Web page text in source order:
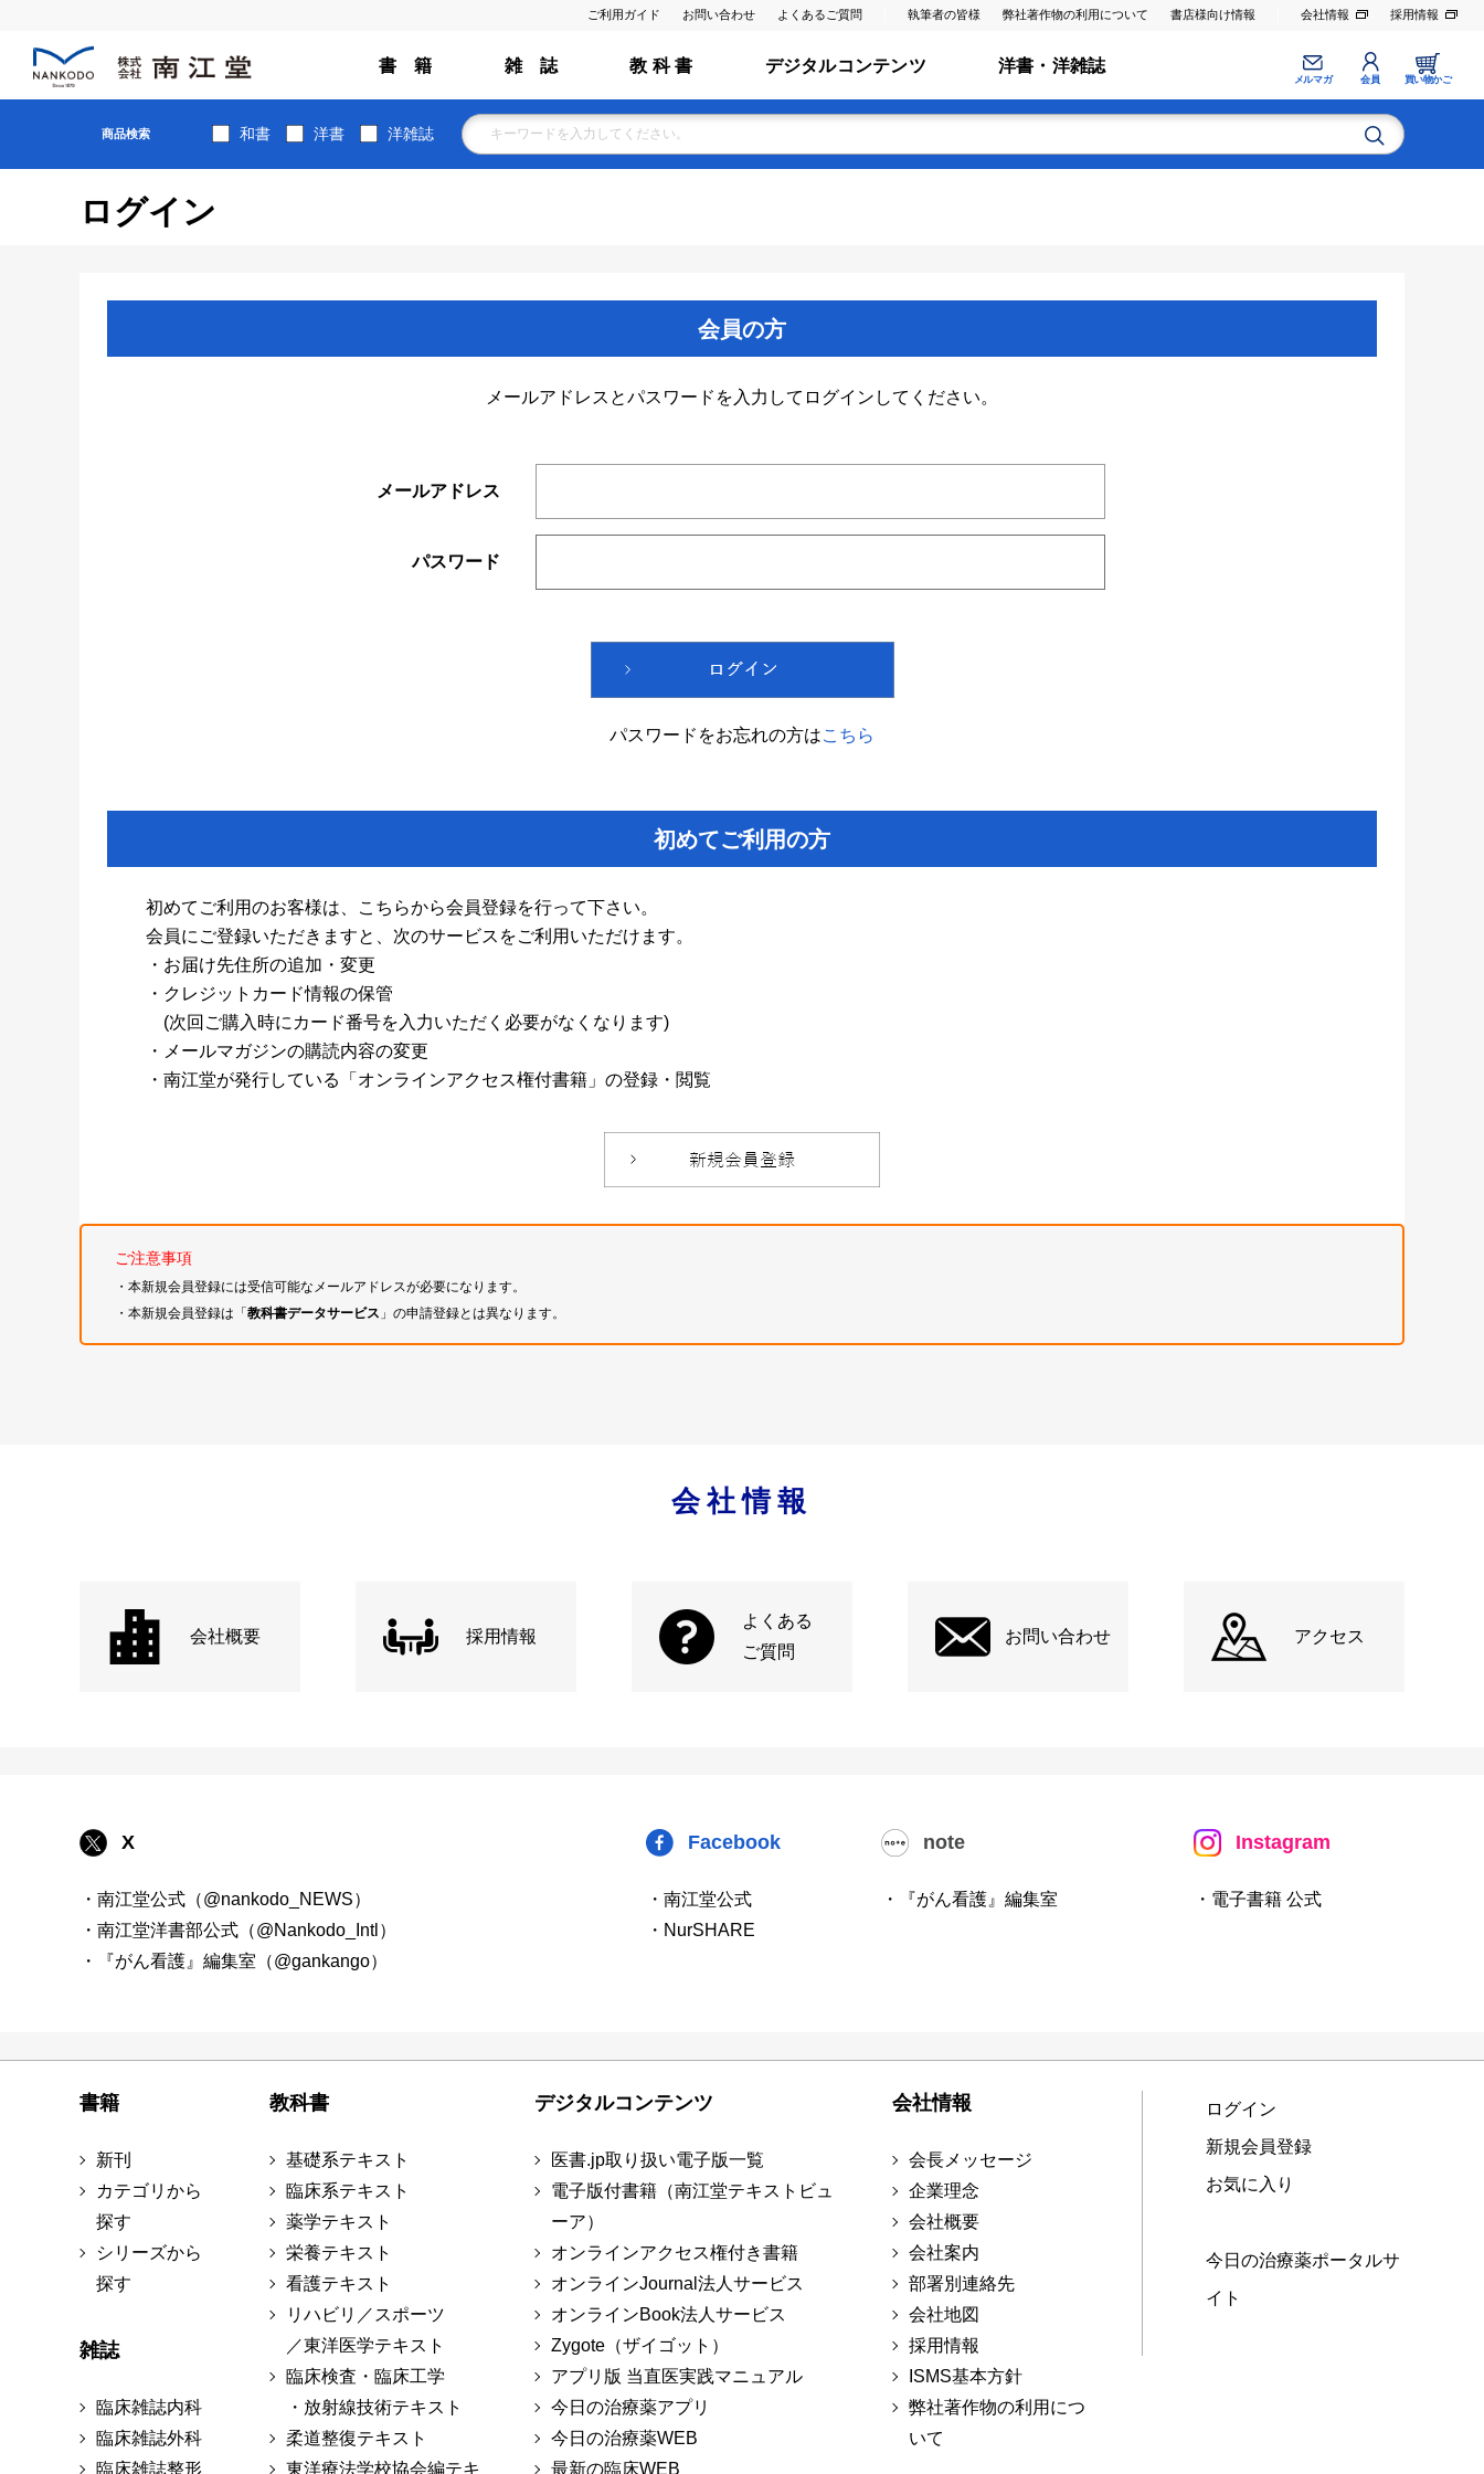
ご利用ガイド お問い合わせ よくあるご質問 執筆者の皆様 弊社著作物の利用について 書店様向け情報 会社情報 採用情報
書 籍 雑 誌 教 科 書 デジタルコンテンツ 洋書・洋雑誌
メルマガ 会員 買い物かご
商品検索 和書 洋書 洋雑誌
ログイン
会員の方
メールアドレスとパスワードを入力してログインしてください。
メールアドレス
パスワード
パスワードをお忘れの方はこちら
初めてご利用の方
初めてご利用のお客様は、こちらから会員登録を行って下さい。
会員にご登録いただきますと、次のサービスをご利用いただけます。
・お届け先住所の追加・変更
・クレジットカード情報の保管
(次回ご購入時にカード番号を入力いただく必要がなくなります)
・メールマガジンの購読内容の変更
・南江堂が発行している「オンラインアクセス権付書籍」の登録・閲覧
ご注意事項
・本新規会員登録には受信可能なメールアドレスが必要になります。
・本新規会員登録は「教科書データサービス 」の申請登録とは異なります。
会社情報
会社概要 採用情報
よくある
ご質問
お問い合わせ アクセス
X
・南江堂公式（@nankodo_NEWS）
・南江堂洋書部公式（@Nankodo_Intl）
・『がん看護』編集室（@gankango）
Facebook
・南江堂公式
・NurSHARE
note
・『がん看護』編集室
Instagram
・電子書籍 公式
書籍
新刊
カテゴリから
探す
シリーズから
探す
雑誌
臨床雑誌内科
臨床雑誌外科
臨床雑誌整形
教科書
基礎系テキスト
臨床系テキスト
薬学テキスト
栄養テキスト
看護テキスト
リハビリ／スポーツ
／東洋医学テキスト
臨床検査・臨床工学
・放射線技術テキスト
柔道整復テキスト
東洋療法学校協会編テキ
デジタルコンテンツ
医書.jp取り扱い電子版一覧
電子版付書籍（南江堂テキストビュ
ーア）
オンラインアクセス権付き書籍
オンラインJournal法人サービス
オンラインBook法人サービス
Zygote（ザイゴット）
アプリ版 当直医実践マニュアル
今日の治療薬アプリ
今日の治療薬WEB
最新の臨床WEB
会社情報
会長メッセージ
企業理念
会社概要
会社案内
部署別連絡先
会社地図
採用情報
ISMS基本方針
弊社著作物の利用につ
いて
ログイン
新規会員登録
お気に入り
今日の治療薬ポータルサ
イト